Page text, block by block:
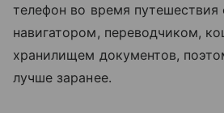
телефон во время путешествия
навигатором, переводчиком,
хранилищем документов,
лучше заранее.